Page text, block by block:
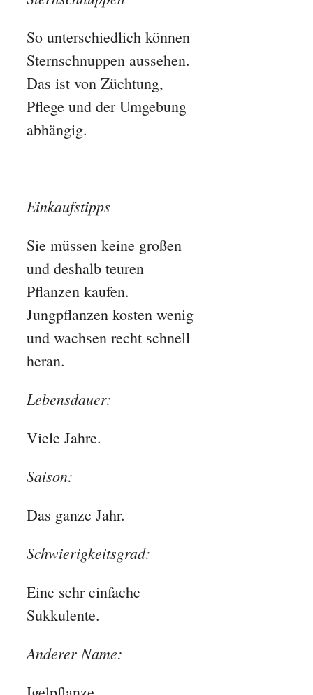
So unterschiedlich können
Sternschnuppen aussehen.
Das ist von Züchtung,
Pflege und der Umgebung
abhängig.
Einkaufstipps
Sie müssen keine großen
und deshalb teuren
Pflanzen kaufen.
Jungpflanzen kosten wenig
und wachsen recht schnell
heran.
Lebensdauer:
Viele Jahre.
Saison:
Das ganze Jahr.
Schwierigkeitsgrad:
Eine sehr einfache
Sukkulente.
Anderer Name: